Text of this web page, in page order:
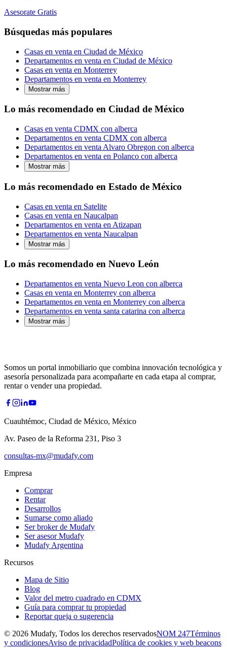
Asesorate Gratis
Búsquedas más populares
Casas en venta en Ciudad de México
Departamentos en venta en Ciudad de México
Casas en venta en Monterrey
Departamentos en venta en Monterrey
Mostrar más
Lo más recomendado en Ciudad de México
Casas en venta CDMX con alberca
Departamentos en venta CDMX con alberca
Departamentos en venta Alvaro Obregon con alberca
Departamentos en venta en Polanco con alberca
Mostrar más
Lo más recomendado en Estado de México
Casas en venta en Satelite
Casas en venta en Naucalpan
Departamentos en venta en Atizapan
Departamentos en venta Naucalpan
Mostrar más
Lo más recomendado en Nuevo León
Departamentos en venta Nuevo Leon con alberca
Casas en venta en Monterrey con alberca
Departamentos en venta en Monterrey con alberca
Departamentos en venta santa catarina con alberca
Mostrar más
Somos un portal inmobiliario que combina innovación tecnológica y
asesoría personalizada para acompañarte en cada etapa al comprar,
rentar o vender una propiedad.
Cuauhtémoc, Ciudad de México, México
Av. Paseo de la Reforma 231, Piso 3
consultas-mx@mudafy.com
Empresa
Comprar
Rentar
Desarrollos
Sumarse como aliado
Ser broker de Mudafy
Ser asesor Mudafy
Mudafy Argentina
Recursos
Mapa de Sitio
Blog
Valor del metro cuadrado en CDMX
Guía para comprar tu propiedad
Reportar queja o sugerencia
© 2026 Mudafy, Todos los derechos reservadosNOM 247Términos
y condicionesAviso de privacidadPolítica de cookies y web beacons